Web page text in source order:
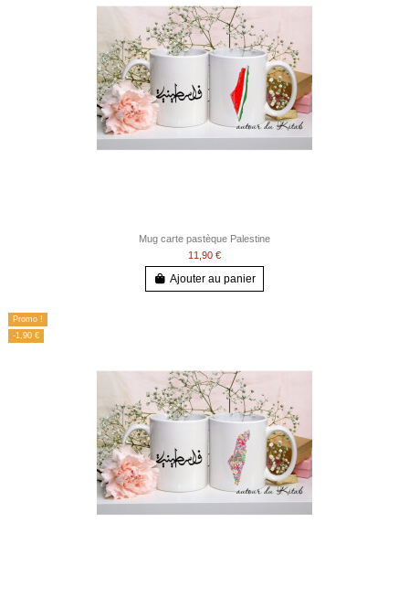
Mug carte pastèque Palestine
11,90 €
Ajouter au panier
Promo !
-1,90 €